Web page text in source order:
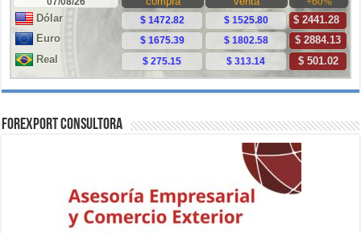
ForExport Consultora